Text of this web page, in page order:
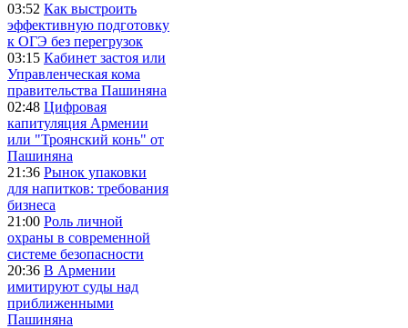
03:52 Как выстроить
эффективную подготовку
к ОГЭ без перегрузок
03:15 Кабинет застоя или
Управленческая кома
правительства Пашиняна
02:48 Цифровая
капитуляция Армении
или "Троянский конь" от
Пашиняна
21:36 Рынок упаковки
для напитков: требования
бизнеса
21:00 Роль личной
охраны в современной
системе безопасности
20:36 В Армении
имитируют суды над
приближенными
Пашиняна